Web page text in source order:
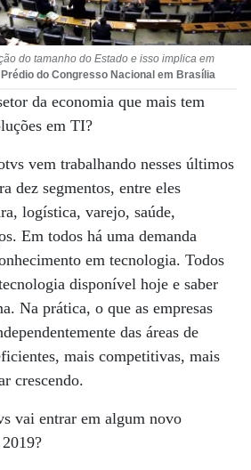
do tamanho do Estado e isso implica em
Prédio do Congresso Nacional em Brasília
da economia que mais tem
em TI?
vem trabalhando nesses últimos
dez segmentos, entre eles
logística, varejo, saúde,
Em todos há uma demanda
em tecnologia. Todos
disponível hoje e saber
Na prática, o que as empresas
das áreas de
mais competitivas, mais
crescendo.
vai entrar em algum novo